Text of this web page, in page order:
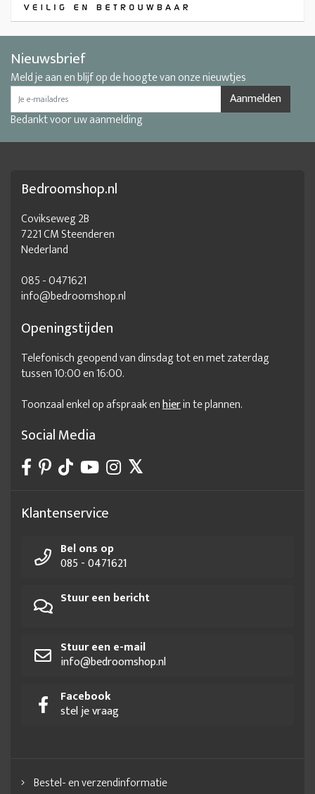
Nieuwsbrief
Meld je aan en blijf op de hoogte van onze nieuwtjes
Aanmelden
Bedankt voor uw aanmelding
Bedroomshop.nl
Covikseweg 2B
7221 CM Steenderen
Nederland
085 - 0471621
info@bedroomshop.nl
Openingstijden
Telefonisch geopend van dinsdag tot en met zaterdag
tussen 10:00 en 16:00.
Toonzaal enkel op afspraak enhierin te plannen.
Social Media
Klantenservice
Bel ons op
085 - 0471621
Stuur een bericht
Stuur een e-mail
info@bedroomshop.nl
Facebook
stel je vraag
Bestel- en verzendinformatie